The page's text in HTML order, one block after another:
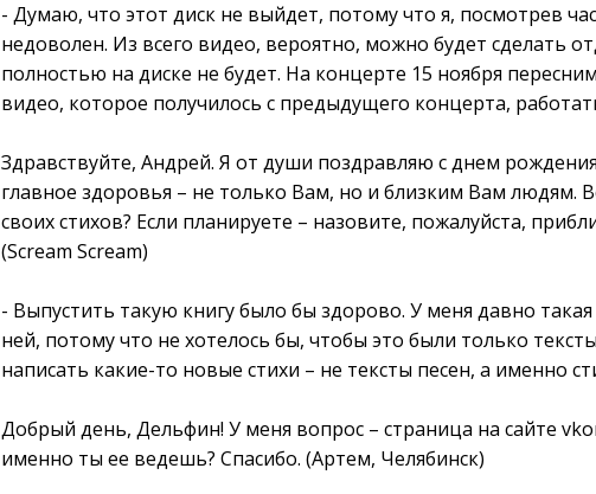
- Думаю, что этот диск не выйдет, потому что я, посмотрев
недоволен. Из всего видео, вероятно, можно будет сделать
полностью на диске не будет. На концерте 15 ноября
видео, которое получилось с предыдущего концерта,
Здравствуйте, Андрей. Я от души поздравляю с днем
главное здоровья – не только Вам, но и близким Вам людям.
своих стихов? Если планируете – назовите, пожалуйста,
(Scream Scream)
- Выпустить такую книгу было бы здорово. У меня давно
ней, потому что не хотелось бы, чтобы это были только
написать какие-то новые стихи – не тексты песен, а именно
Добрый день, Дельфин! У меня вопрос – страница на сайте
именно ты ее ведешь? Спасибо. (Артем, Челябинск)